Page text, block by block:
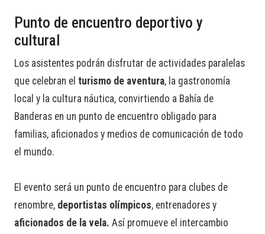
Punto de encuentro deportivo y
cultural
Los asistentes podrán disfrutar de actividades paralelas
que celebran el turismo de aventura, la gastronomía
local y la cultura náutica, convirtiendo a Bahía de
Banderas en un punto de encuentro obligado para
familias, aficionados y medios de comunicación de todo
el mundo.
El evento será un punto de encuentro para clubes de
renombre, deportistas olímpicos, entrenadores y
aficionados de la vela. Así promueve el intercambio